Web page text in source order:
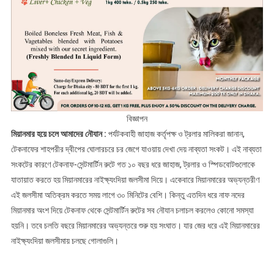
বিজ্ঞাপন
মিয়ানমার হয়ে চলে আমাদের নৌযান : পর্যটকবাহী জাহাজ কর্তৃপক্ষ ও ট্রলার মালিকরা জানান,
টেকনাফের শাহপরীর দ্বীপের ঘোলারচরে চর জেগে যাওয়ায় দেখা দেয় নাব্যতা সংকট। এই নাব্যতা
সংকটের কারণে টেকনাফ-সেন্টমার্টিন রুটে গত ১০ বছর ধরে জাহাজ, ট্রলার ও স্পিডবোটগুলোকে
যাতায়াত করতে হয় মিয়ানমারের নাইক্ষ্যংদিয়া জলসীমা দিয়ে। একেবারে মিয়ানমারের অভ্যন্তরীণ
এই জলসীমা অতিক্রম করতে সময় লাগে ৩০ মিনিটের বেশি। কিন্তু এতদিন ধরে নাফ নদের
মিয়ানমার অংশ দিয়ে টেকনাফ থেকে সেন্টমার্টিন রুটের সব নৌযান চলাচল করলেও কোনো সমস্যা
হয়নি। তবে চলতি বছরে মিয়ানমারের অভ্যন্তরে শুরু হয় সংঘাত। যার জের ধরে এই মিয়ানমারের
নাইক্ষ্যংদিয়া জলসীমায় চলছে গোলাগুলি।